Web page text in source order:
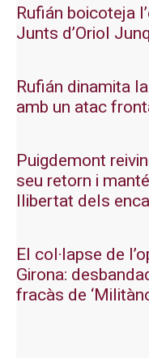
Rufián boicoteja
Junts d’Oriol
Rufián dinamita
amb un atac
Puigdemont
seu retorn i
llibertat dels
El col·lapse de
Girona:
fracàs de